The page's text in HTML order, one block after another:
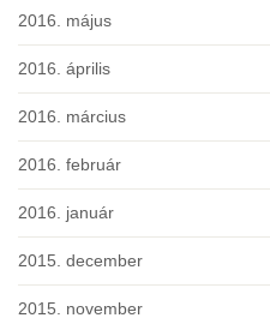
2016. május
2016. április
2016. március
2016. február
2016. január
2015. december
2015. november